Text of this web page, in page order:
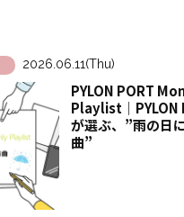
2026.06.11(Thu)
PYLON PORT
Playlist│PYLON
が選ぶ、”雨の日
曲”